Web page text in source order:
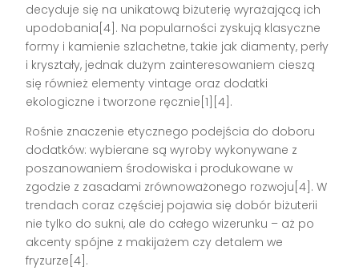
decyduje się na unikatową biżuterię wyrażającą ich
upodobania[4]. Na popularności zyskują klasyczne
formy i kamienie szlachetne, takie jak diamenty, perły
i kryształy, jednak dużym zainteresowaniem cieszą
się również elementy vintage oraz dodatki
ekologiczne i tworzone ręcznie[1][4].
Rośnie znaczenie etycznego podejścia do doboru
dodatków: wybierane są wyroby wykonywane z
poszanowaniem środowiska i produkowane w
zgodzie z zasadami zrównoważonego rozwoju[4]. W
trendach coraz częściej pojawia się dobór biżuterii
nie tylko do sukni, ale do całego wizerunku – aż po
akcenty spójne z makijażem czy detalem we
fryzurze[4].